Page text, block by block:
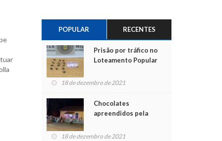
POPULAR RECENTES
Prisão por tráfico no
Loteamento Popular
18 de dezembro de 2021
Chocolates
apreendidos pela
para crianças na
18 de dezembro de 2021